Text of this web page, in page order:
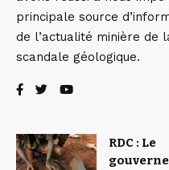
principale source
de l’actualité minière de
scandale géologique.
RDC : Le